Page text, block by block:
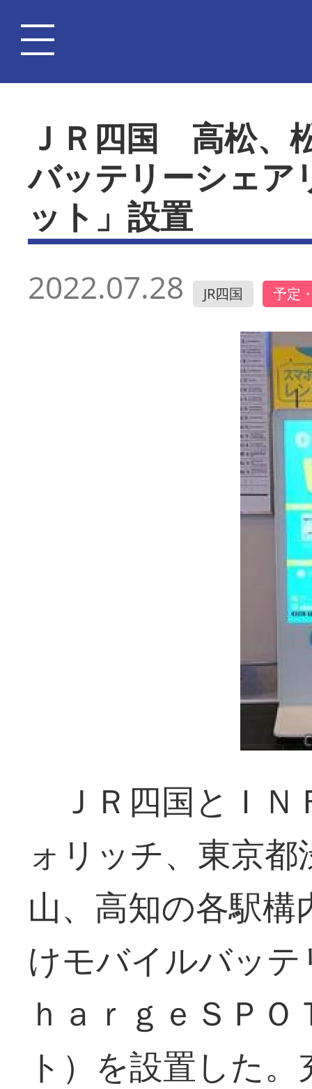
ＪＲ四国 高松、
バッテリーシェア
ット」設置
2022.07.28 JR四国 予定
ＪＲ四国とＩＮ
ォリッチ、東京
山、高知の各駅
けモバイルバッ
ｈａｒｇｅＳＰ
ト）を設置した